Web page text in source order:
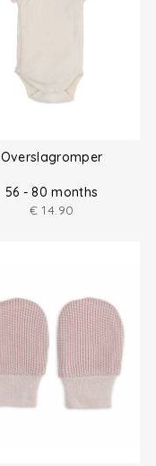
Overslagromper
56 - 80 months
€ 14.90